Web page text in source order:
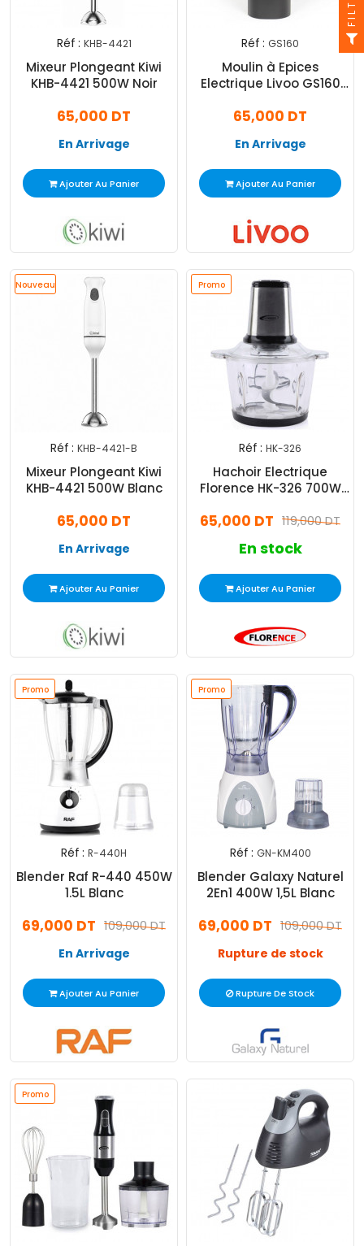
Réf : KHB-4421
Mixeur Plongeant Kiwi
KHB-4421 500W Noir
65,000 DT
En Arrivage
Ajouter Au Panier
Réf : GS160
Moulin à Epices
Electrique Livoo GS160
65,000 DT
En Arrivage
Ajouter Au Panier
Nouveau
Réf : KHB-4421-B
Mixeur Plongeant Kiwi
KHB-4421 500W Blanc
65,000 DT
En Arrivage
Ajouter Au Panier
Promo
Réf : HK-326
Hachoir Electrique
Florence HK-326 700W
119,000 DT
65,000 DT
En stock
Ajouter Au Panier
Promo
Réf : R-440H
Blender Raf R-440 450W
1.5L Blanc
109,000 DT
69,000 DT
En Arrivage
Ajouter Au Panier
Promo
Réf : GN-KM400
Blender Galaxy Naturel
2En1 400W 1,5L Blanc
109,000 DT
69,000 DT
Rupture de stock
Rupture De Stock
Promo